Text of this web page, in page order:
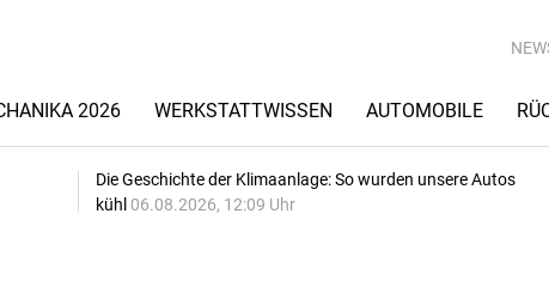
2026 WERKSTATTWISSEN AUTOMOBILE
Die Geschichte der Klimaanlage: So wurden unsere Autos
kühl 06.08.2026, 12:09 Uhr